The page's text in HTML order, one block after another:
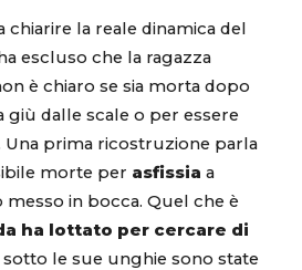
chiarire la reale dinamica del
escluso che la ragazza
è chiaro se sia morta dopo
giù dalle scale o per essere
Una prima ricostruzione parla
morte per asfissia a
messo in bocca. Quel che è
ha lottato per cercare di
sotto le sue unghie sono state